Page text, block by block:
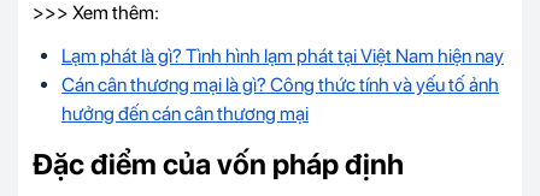
>>> Xem thêm:
Lạm phát là gì? Tình hình lạm phát tại Việt Nam hiện nay
Cán cân thương mại là gì? Công thức tính và yếu tố ảnh
hưởng đến cán cân thương mại
Đặc điểm của vốn pháp định